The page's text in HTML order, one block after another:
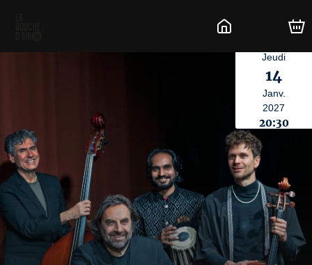
Jeudi
14
Janv.
2027
20:30